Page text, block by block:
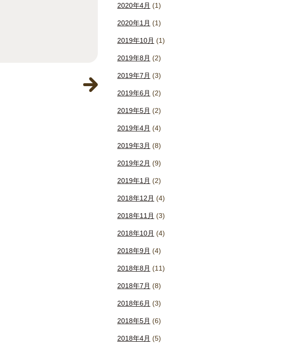
2020年4月 (1)
2020年1月 (1)
2019年10月 (1)
2019年8月 (2)
2019年7月 (3)
2019年6月 (2)
2019年5月 (2)
2019年4月 (4)
2019年3月 (8)
2019年2月 (9)
2019年1月 (2)
2018年12月 (4)
2018年11月 (3)
2018年10月 (4)
2018年9月 (4)
2018年8月 (11)
2018年7月 (8)
2018年6月 (3)
2018年5月 (6)
2018年4月 (5)